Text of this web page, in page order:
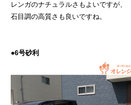
レンガのナチュラルさもよいですが、
石目調の高質さも良いですね。
●6号砂利